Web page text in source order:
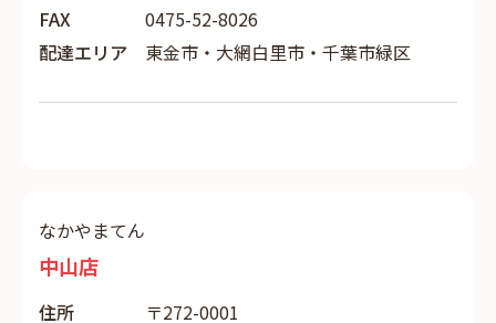
FAX
0475-52-8026
配達エリア
東金市・大網白里市・千葉市緑区
なかやまてん
中山店
住所
〒272-0001